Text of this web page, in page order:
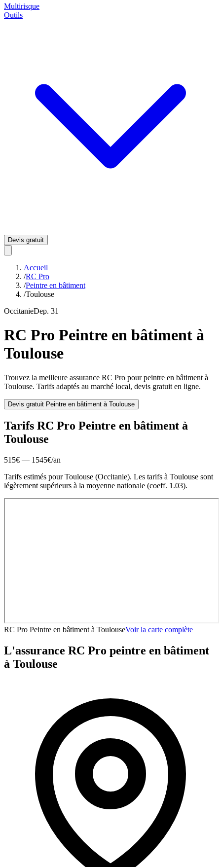
Multirisque
Outils
Devis gratuit
Accueil
/RC Pro
/Peintre en bâtiment
/Toulouse
OccitanieDep. 31
RC Pro Peintre en bâtiment à
Toulouse
Trouvez la meilleure assurance RC Pro pourpeintre en bâtiment à
Toulouse. Tarifs adaptés au marché local, devis gratuit en ligne.
Devis gratuit Peintre en bâtiment à Toulouse
Tarifs RC Pro Peintre en bâtiment à
Toulouse
515€ — 1545€/an
Tarifs estimés pourToulouse (Occitanie). Les tarifs à Toulouse sont
légèrement supérieurs à la moyenne nationale (coeff. 1.03).
RC Pro Peintre en bâtiment à ToulouseVoir la carte complète
L'assurance RC Pro peintre en bâtiment
à Toulouse